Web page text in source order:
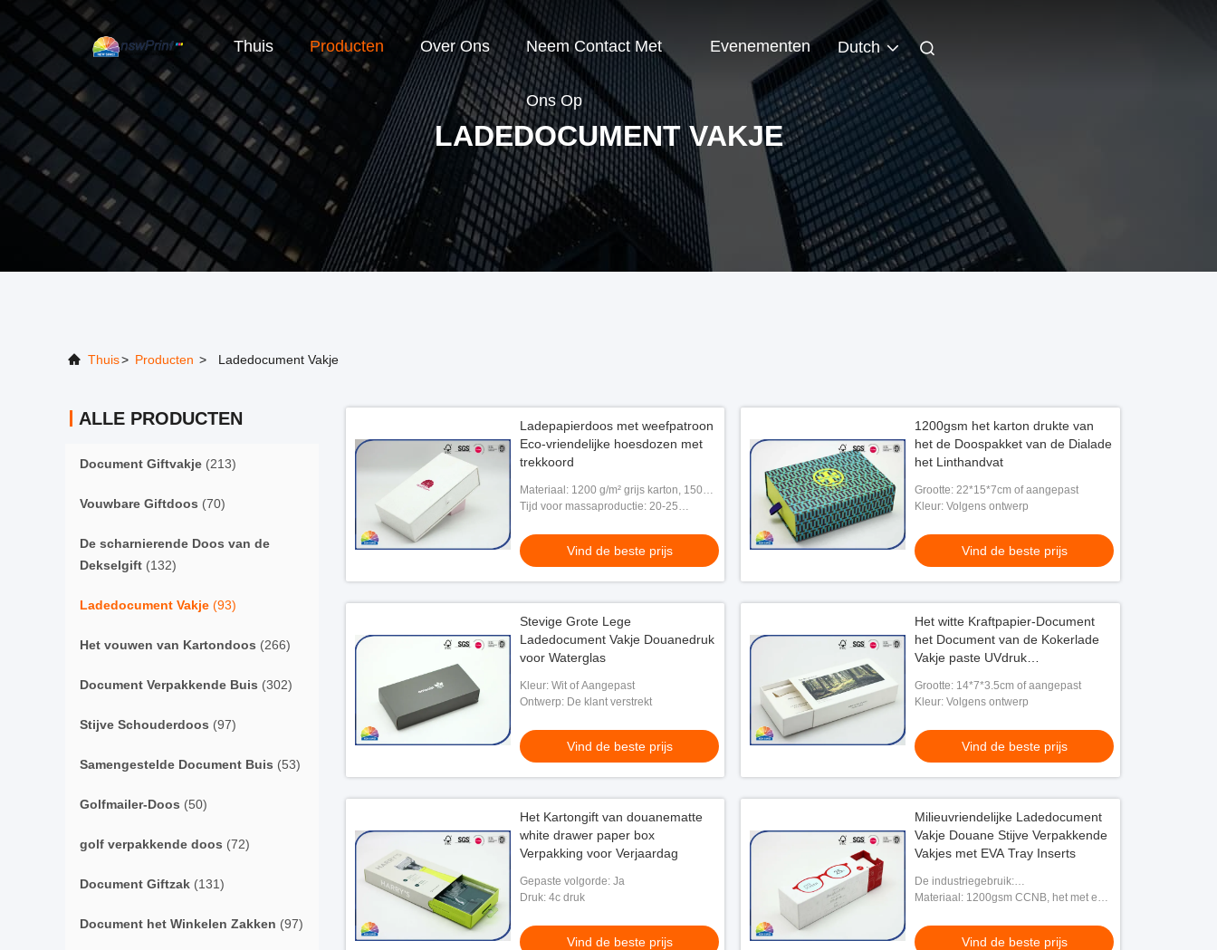
Thuis Producten Over Ons Neem Contact Met
Ons Op
Evenementen Dutch
LADEDOCUMENT VAKJE
Thuis> Producten > Ladedocument Vakje
ALLE PRODUCTEN
Document Giftvakje (213)
Vouwbare Giftdoos (70)
De scharnierende Doos van de
Dekselgift (132)
Ladedocument Vakje (93)
Het vouwen van Kartondoos (266)
Document Verpakkende Buis (302)
Stijve Schouderdoos (97)
Samengestelde Document Buis (53)
Golfmailer-Doos (50)
golf verpakkende doos (72)
Document Giftzak (131)
Document het Winkelen Zakken (97)
Ladepapierdoos met weefpatroon
Eco-vriendelijke hoesdozen met
trekkoord
Materiaal: 1200 g/m² grijs karton, 150
g/m² speciaal papier
Tijd voor massaproductie: 20-25
Vind de beste prijs
1200gsm het karton drukte van
het de Doospakket van de Dialade
het Linthandvat
Grootte: 22*15*7cm of aangepast
Kleur: Volgens ontwerp
Vind de beste prijs
Stevige Grote Lege
Ladedocument Vakje Douanedruk
voor Waterglas
Kleur: Wit of Aangepast
Ontwerp: De klant verstrekt
Vind de beste prijs
Het witte Kraftpapier-Document
het Document van de Kokerlade
Vakje paste UVdruk
Grootte: 14*7*3.5cm of aangepast
Kleur: Volgens ontwerp
Vind de beste prijs
Het Kartongift van douanematte
white drawer paper box
Verpakking voor Verjaardag
Gepaste volgorde: Ja
Druk: 4c druk
Vind de beste prijs
Milieuvriendelijke Ladedocument
Vakje Douane Stijve Verpakkende
Vakjes met EVA Tray Inserts
De industriegebruik:
Schoonheidsmiddel
Materiaal: 1200gsm CCNB, het met een
C2S
Vind de beste prijs